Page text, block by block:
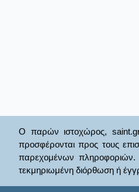
Ο παρών ιστοχώρος, saint.gr,
προσφέρονται προς τους
παρεχομένων
τεκμηριωμένη διόρθωση ή